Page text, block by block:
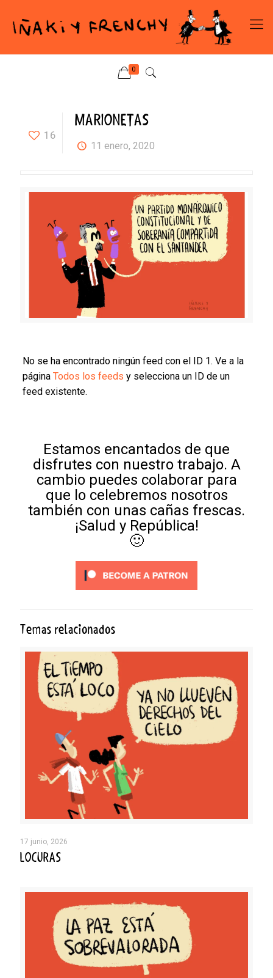
0
16
MARIONETAS
11 enero, 2020
No se ha encontrado ningún feed con el ID 1. Ve a la
página Todos los feeds y selecciona un ID de un
feed existente.
Estamos encantados de que
disfrutes con nuestro trabajo. A
cambio puedes colaborar para
que lo celebremos nosotros
también con unas cañas frescas.
¡Salud y República!
🙂
Temas relacionados
17 junio, 2026
LOCURAS